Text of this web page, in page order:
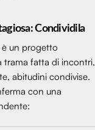
Condividila
un progetto
trama fatta di incontri,
abitudini condivise.
con una